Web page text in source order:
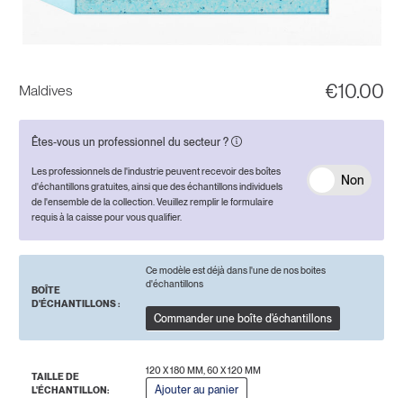
Maldives €10.00
Êtes-vous un professionnel du secteur ?
Les professionnels de l'industrie peuvent recevoir des boîtes
d'échantillons gratuites, ainsi que des échantillons individuels
de l'ensemble de la collection. Veuillez remplir le formulaire
requis à la caisse pour vous qualifier.
Non
BOÎTE
D'ÉCHANTILLONS :
Ce modèle est déjà dans l'une de nos boites
d'échantillons
Commander une boîte d'échantillons
TAILLE DE
L'ÉCHANTILLON:
120 X 180 MM, 60 X 120 MM
Ajouter au panier